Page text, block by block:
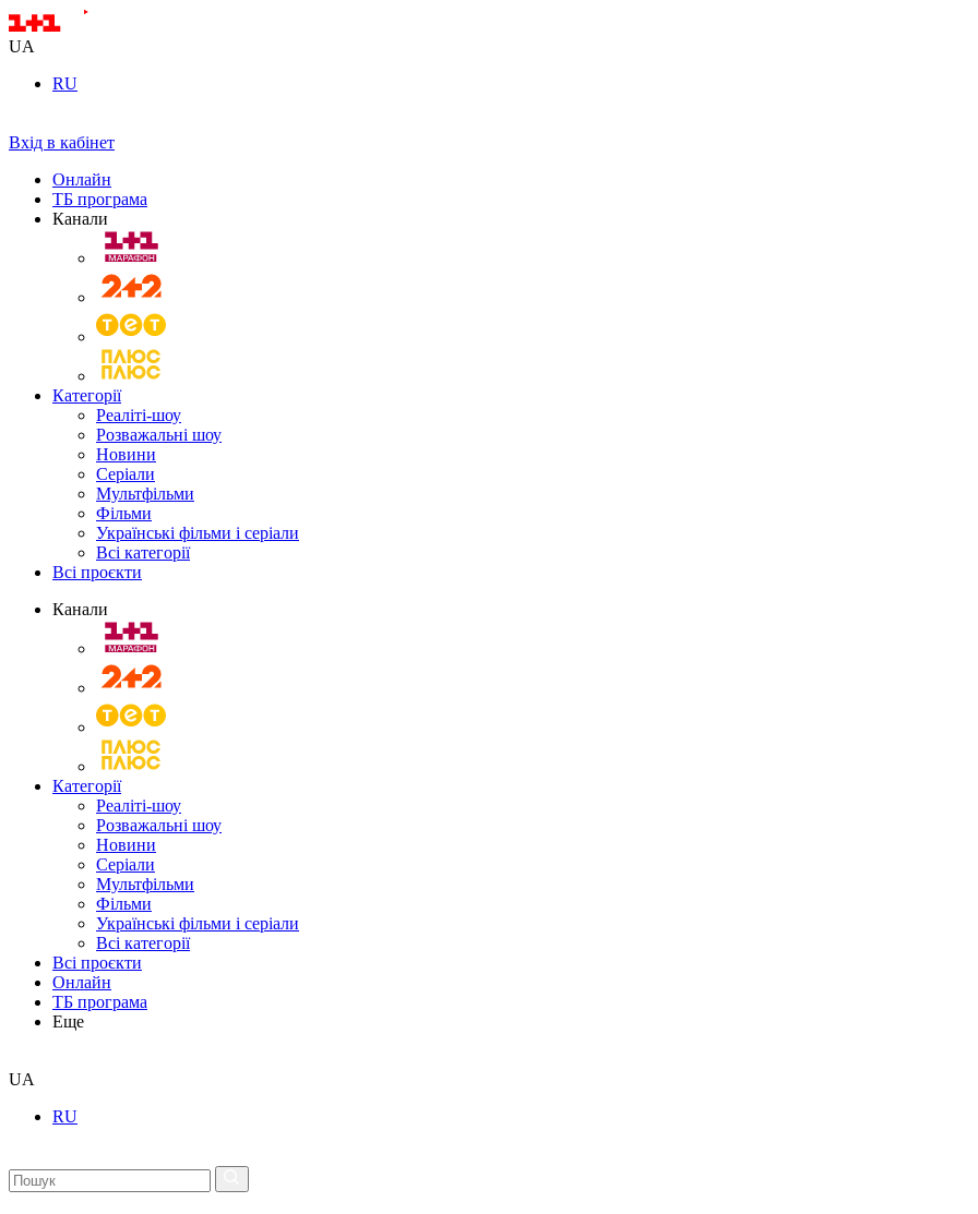
UA
RU
Вхід в кабінет
Онлайн
ТБ програма
Канали
Категорії
Реаліті-шоу
Розважальні шоу
Новини
Серіали
Мультфільми
Фільми
Українські фільми і серіали
Всі категорії
Всі проєкти
Канали
Категорії
Реаліті-шоу
Розважальні шоу
Новини
Серіали
Мультфільми
Фільми
Українські фільми і серіали
Всі категорії
Всі проєкти
Онлайн
ТБ програма
Еще
UA
RU